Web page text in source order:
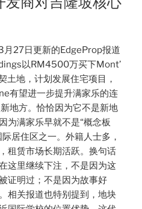
27日更新的EdgeProp报道
以RM4500万买下Mont’
土地，计划发展住宅项目，
有望进一步提升满家乐的连
地方。恰恰因为它不是新地
为满家乐早就不是“概念板
居住区之一。外籍人士多，
租赁市场长期活跃。换句话
这里继续下注，不是因为这
证明过；不是因为故事好
相关报道也特别提到，地块